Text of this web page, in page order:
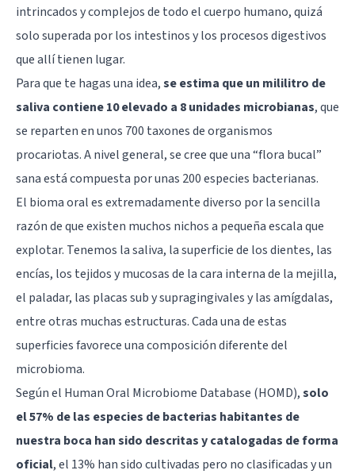
intrincados y complejos de todo el cuerpo humano, quizá
solo superada por los intestinos y los procesos digestivos
que allí tienen lugar.
Para que te hagas una idea,se estima que un mililitro de
saliva contiene 10 elevado a 8 unidades microbianas, que
se reparten en unos 700 taxones de organismos
procariotas. A nivel general, se cree que una “flora bucal”
sana está compuesta por unas 200 especies bacterianas.
El bioma oral es extremadamente diverso por la sencilla
razón de que existen muchos nichos a pequeña escala que
explotar. Tenemos la saliva, la superficie de los dientes, las
encías, los tejidos y mucosas de la cara interna de la mejilla,
el paladar, las placas sub y supragingivales y las amígdalas,
entre otras muchas estructuras. Cada una de estas
superficies favorece una composición diferente del
microbioma.
Según el Human Oral Microbiome Database (HOMD),solo
el 57% de las especies de bacterias habitantes de
nuestra boca han sido descritas y catalogadas de forma
oficial, el 13% han sido cultivadas pero no clasificadas y un